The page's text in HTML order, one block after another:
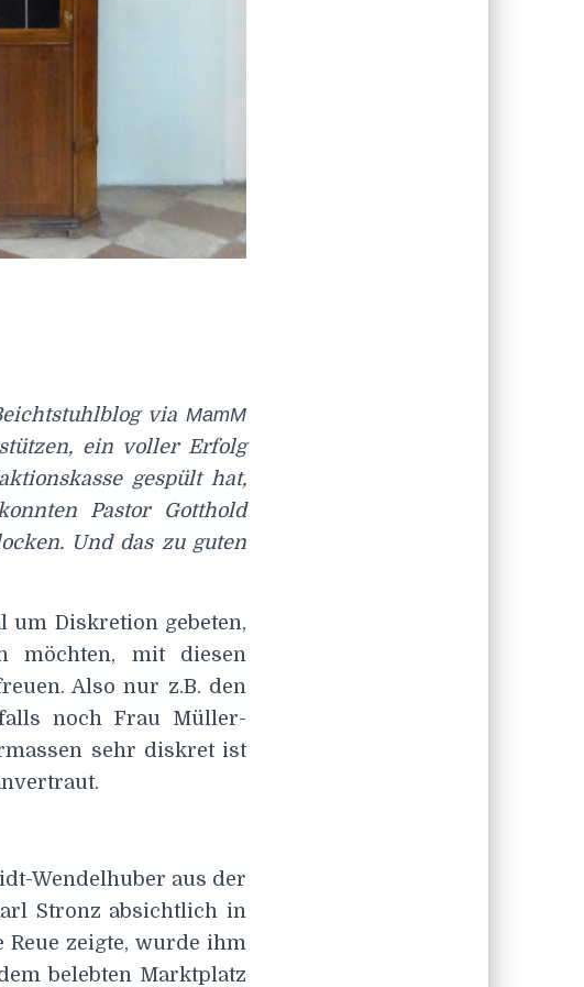
via MamM
ein voller Erfolg
gespült hat,
Pastor Gotthold
Und das zu guten
um Diskretion gebeten,
möchten, mit diesen
Also nur z.B. den
noch Frau Müller-
sehr diskret ist
Wendelhuber aus der
Stronz absichtlich in
Reue zeigte, wurde ihm
belebten Marktplatz